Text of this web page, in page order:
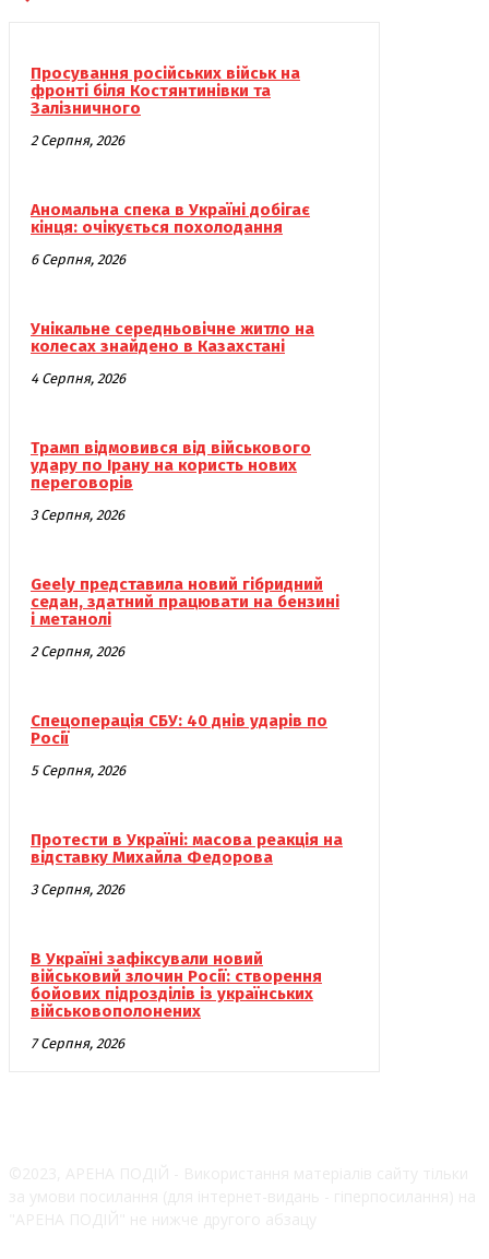
Просування російських військ на
фронті біля Костянтинівки та
Залізничного
2 Серпня, 2026
Аномальна спека в Україні добігає
кінця: очікується похолодання
6 Серпня, 2026
Унікальне середньовічне житло на
колесах знайдено в Казахстані
4 Серпня, 2026
Трамп відмовився від військового
удару по Ірану на користь нових
переговорів
3 Серпня, 2026
Geely представила новий гібридний
седан, здатний працювати на бензині
і метанолі
2 Серпня, 2026
Спецоперація СБУ: 40 днів ударів по
Росії
5 Серпня, 2026
Протести в Україні: масова реакція на
відставку Михайла Федорова
3 Серпня, 2026
В Україні зафіксували новий
військовий злочин Росії: створення
бойових підрозділів із українських
військовополонених
7 Серпня, 2026